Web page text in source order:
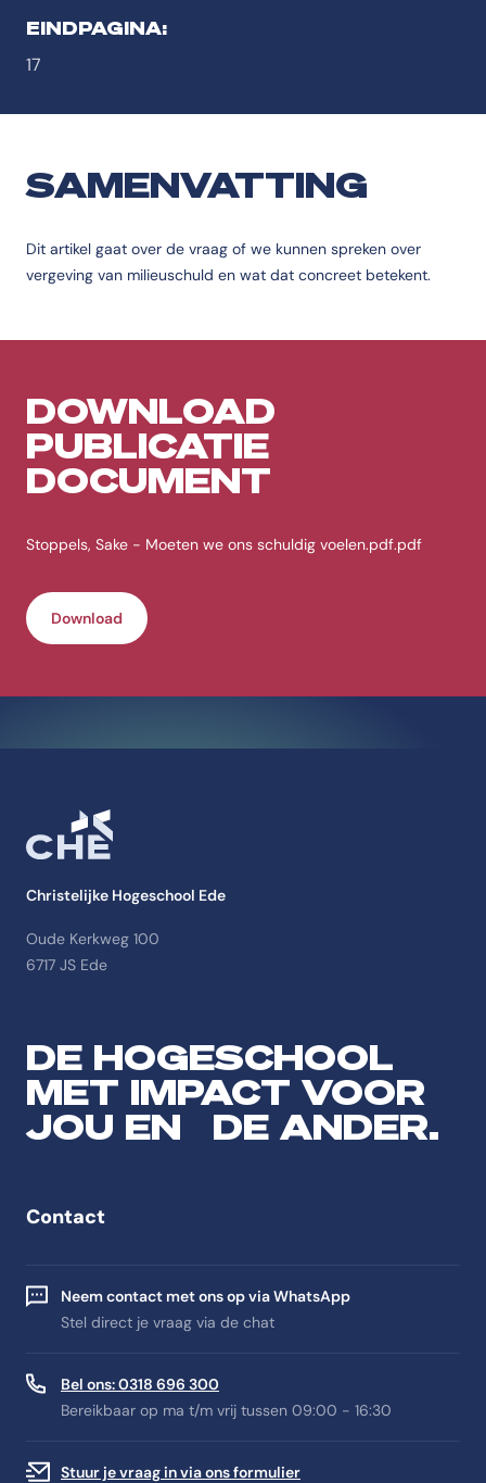
EINDPAGINA:
17
SAMENVATTING
Dit artikel gaat over de vraag of we kunnen spreken over
vergeving van milieuschuld en wat dat concreet betekent.
DOWNLOAD
PUBLICATIE
DOCUMENT
Stoppels, Sake - Moeten we ons schuldig voelen.pdf.pdf
Download
Christelijke Hogeschool Ede
Oude Kerkweg 100
6717 JS Ede
DE HOGESCHOOL
MET IMPACT VOOR
JOU EN DE ANDER.
Contact
Neem contact met ons op via WhatsApp
Stel direct je vraag via de chat
Bel ons: 0318 696 300
Bereikbaar op ma t/m vrij tussen 09:00 - 16:30
Stuur je vraag in via ons formulier